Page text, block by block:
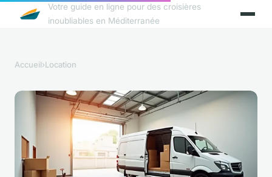
Votre guide en ligne pour des croisières
inoubliables en Méditerranée
Accueil›Location